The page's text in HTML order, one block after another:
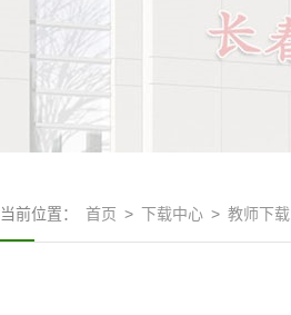
当前位置： 首页 > 下载中心 > 教师下载